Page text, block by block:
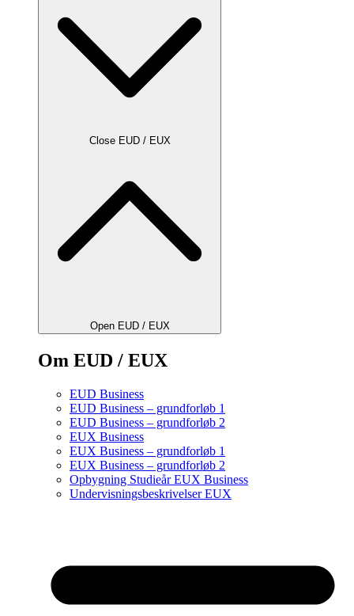
Close EUD / EUX
Open EUD / EUX
Om EUD / EUX
EUD Business
EUD Business – grundforløb 1
EUD Business – grundforløb 2
EUX Business
EUX Business – grundforløb 1
EUX Business – grundforløb 2
Opbygning Studieår EUX Business
Undervisningsbeskrivelser EUX